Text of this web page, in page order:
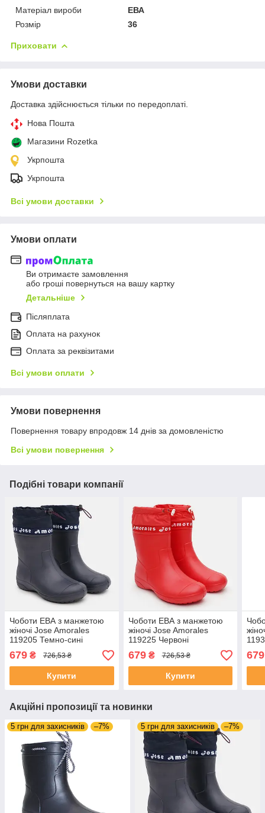
Матеріал вироби
ЕВА
Розмір
36
Приховати
Умови доставки
Доставка здійснюється тільки по передоплаті.
Нова Пошта
Магазини Rozetka
Укрпошта
Укрпошта
Всі умови доставки
Умови оплати
Ви отримаєте замовлення
або гроші повернуться на вашу картку
Детальніше
Післяплата
Оплата на рахунок
Оплата за реквізитами
Всі умови оплати
Умови повернення
Повернення товару впродовж 14 днів за домовленістю
Всі умови повернення
Подібні товари компанії
Чоботи ЕВА з манжетою
жіночі Jose Amorales
119205 Темно-сині
679 ₴ 726,53 ₴
Купити
Чоботи ЕВА з манжетою
жіночі Jose Amorales
119225 Червоні
679₴ 726,53 ₴
Купити
679
Акційні пропозиції та новинки
5 грн для захисників –7% 5 грн для захисників –7%